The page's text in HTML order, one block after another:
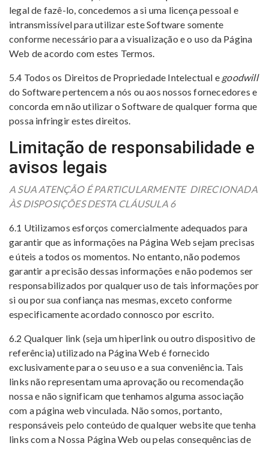
legal de fazê-lo, concedemos a si uma licença pessoal e
intransmissível para utilizar este Software somente
conforme necessário para a visualização e o uso da Página
Web de acordo com estes Termos.
5.4 Todos os Direitos de Propriedade Intelectual e goodwill
do Software pertencem a nós ou aos nossos fornecedores e
concorda em não utilizar o Software de qualquer forma que
possa infringir estes direitos.
Limitação de responsabilidade e
avisos legais
A SUA ATENÇÃO É PARTICULARMENTE DIRECIONADA
ÀS DISPOSIÇÕES DESTA CLÁUSULA 6
6.1 Utilizamos esforços comercialmente adequados ​​para
garantir que as informações na Página Web sejam precisas
e úteis a todos os momentos. No entanto, não podemos
garantir a precisão dessas informações e não podemos ser
responsabilizados por qualquer uso de tais informações por
si ou por sua confiança nas mesmas, exceto conforme
especificamente acordado connosco por escrito.
6.2 Qualquer link (seja um hiperlink ou outro dispositivo de
referência) utilizado na Página Web é fornecido
exclusivamente para o seu uso e a sua conveniência. Tais
links não representam uma aprovação ou recomendação
nossa e não significam que tenhamos alguma associação
com a página web vinculada. Não somos, portanto,
responsáveis ​​pelo conteúdo de qualquer website que tenha
links com a Nossa Página Web ou pelas consequências de